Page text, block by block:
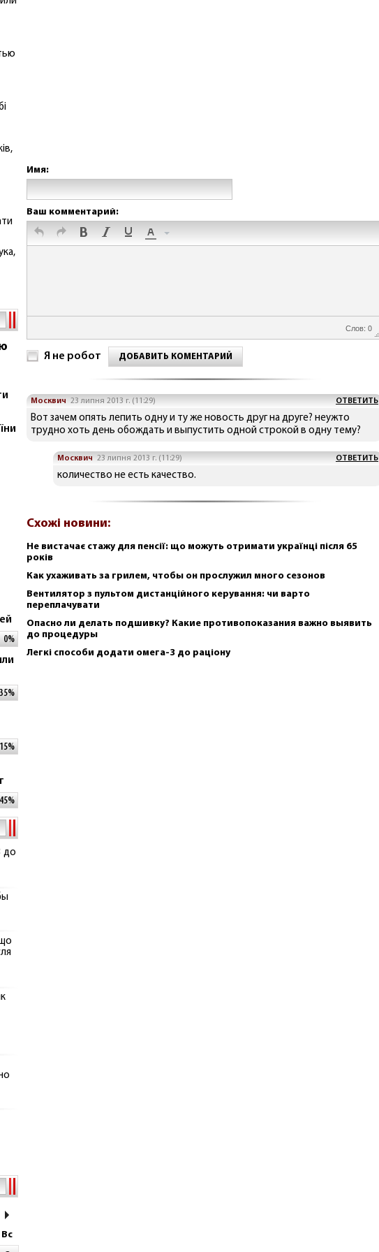
0%
35%
15%
45%
до
Вс
Имя:
Ваш комментарий:
Слов: 0
Я не робот ДОБАВИТЬ КОМЕНТАРИЙ
Москвич 23 липня 2013 г. (11:29) ОТВЕТИТЬ
Вот зачем опять лепить одну и ту же новость друг на друге? неужто
трудно хоть день обождать и выпустить одной строкой в одну тему?
Москвич 23 липня 2013 г. (11:29) ОТВЕТИТЬ
количество не есть качество.
Схожі новини:
Не вистачає стажу для пенсії: що можуть отримати українці після 65
років
Как ухаживать за грилем, чтобы он прослужил много сезонов
Вентилятор з пультом дистанційного керування: чи варто
переплачувати
Опасно ли делать подшивку? Какие противопоказания важно выявить
до процедуры
Легкі способи додати омега-3 до раціону